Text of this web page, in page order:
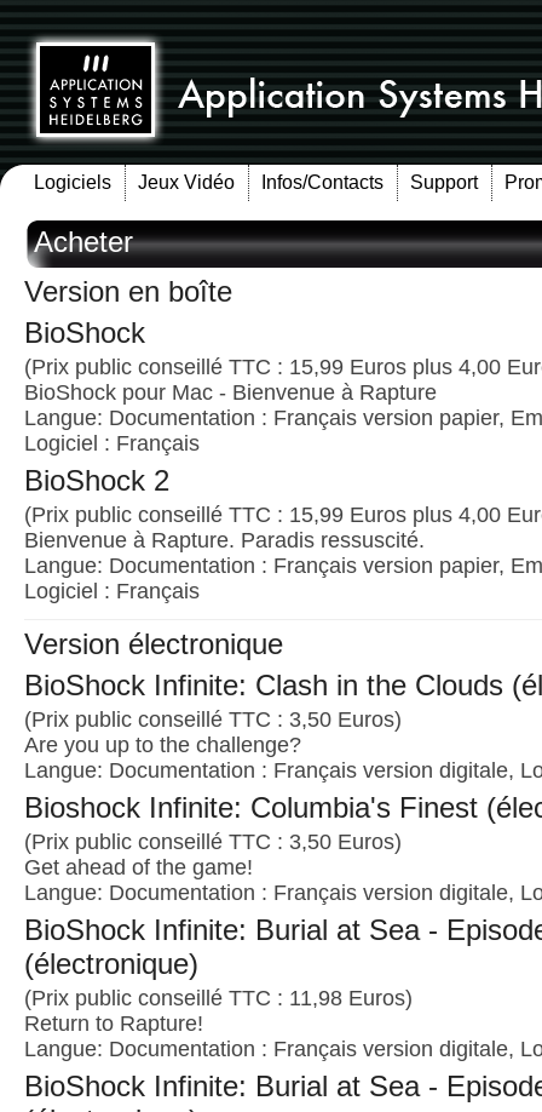
Logiciels Jeux Vidéo Infos/Contacts Support
Acheter
Version en boîte
BioShock
(Prix public conseillé TTC : 15,99 Euros plus 4,00
BioShock pour Mac - Bienvenue à Rapture
Langue: Documentation : Français version papier,
Logiciel : Français
BioShock 2
(Prix public conseillé TTC : 15,99 Euros plus 4,00
Bienvenue à Rapture. Paradis ressuscité.
Langue: Documentation : Français version papier,
Logiciel : Français
Version électronique
BioShock Infinite: Clash in the Clouds
(Prix public conseillé TTC : 3,50 Euros)
Are you up to the challenge?
Langue: Documentation : Français version digitale,
Bioshock Infinite: Columbia's Finest
(Prix public conseillé TTC : 3,50 Euros)
Get ahead of the game!
Langue: Documentation : Français version digitale,
BioShock Infinite: Burial at Sea -
(électronique)
(Prix public conseillé TTC : 11,98 Euros)
Return to Rapture!
Langue: Documentation : Français version digitale,
BioShock Infinite: Burial at Sea -